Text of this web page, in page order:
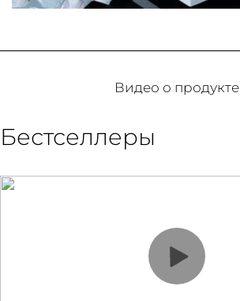
Видео о продукте
Бестселлеры